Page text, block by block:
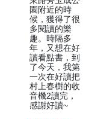
園附近的時
候，獲得了很
多閱讀的樂
趣。時隔多
年，又想在好
讀看點書，到
了今天，我第
一次在好讀把
村上春樹的收
音機2讀完，
感謝好讀~